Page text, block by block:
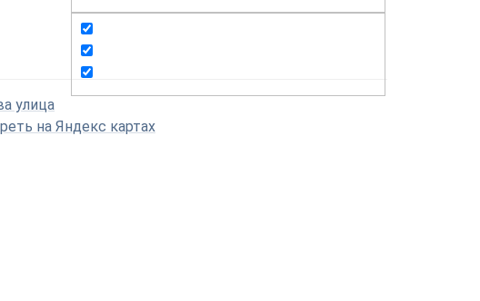
улица
на Яндекс картах